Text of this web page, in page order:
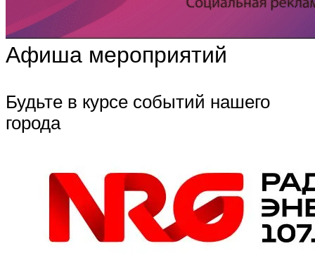
Афиша мероприятий
Будьте в курсе событий нашего
города